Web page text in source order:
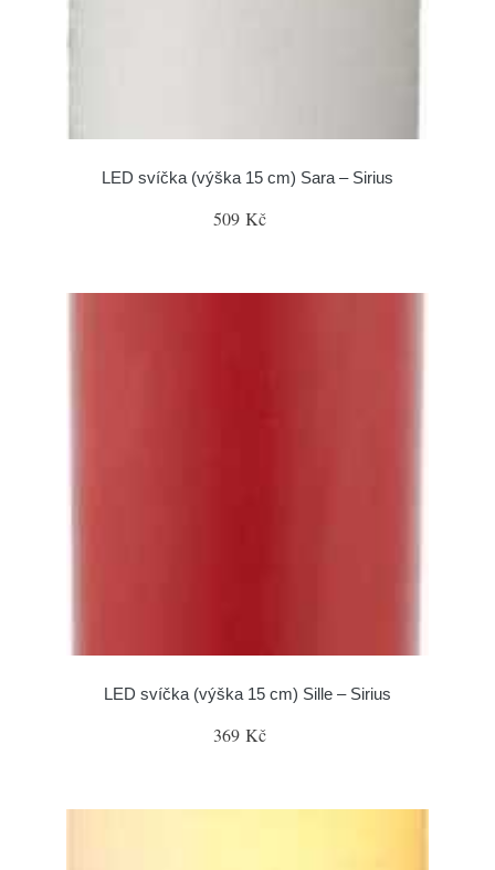
LED svíčka (výška 15 cm) Sara – Sirius
509 Kč
LED svíčka (výška 15 cm) Sille – Sirius
369 Kč